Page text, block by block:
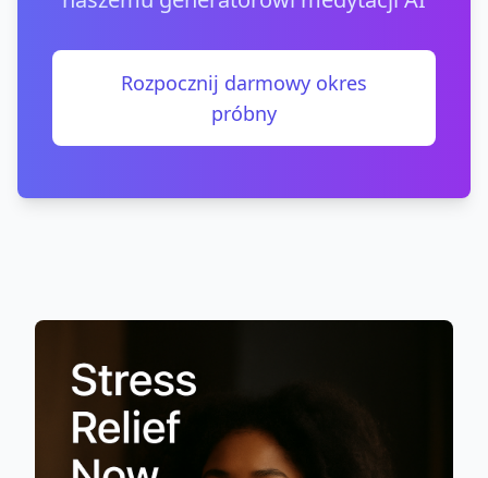
Rozpocznij darmowy okres
próbny